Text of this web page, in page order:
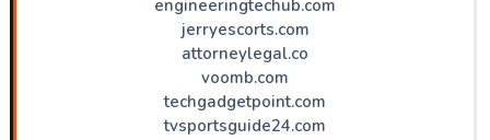
engineeringtechub.com
jerryescorts.com
attorneylegal.co
voomb.com
techgadgetpoint.com
tvsportsguide24.com